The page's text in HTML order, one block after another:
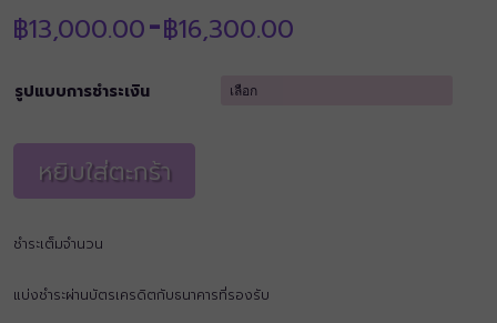
฿13,000.00–฿16,300.00
รูปแบบการชำระเงิน
หยิบใส่ตะกร้า
ชำระเต็มจำนวน
แบ่งชำระผ่านบัตรเครดิตกับธนาคารที่รองรับ